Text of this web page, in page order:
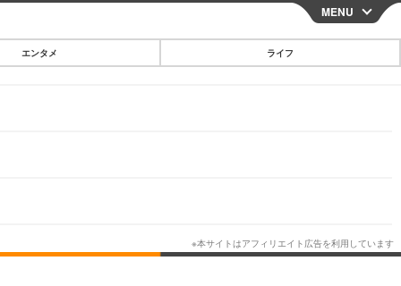
CLOSE
グルメ
MENU
エンタメ ライフ